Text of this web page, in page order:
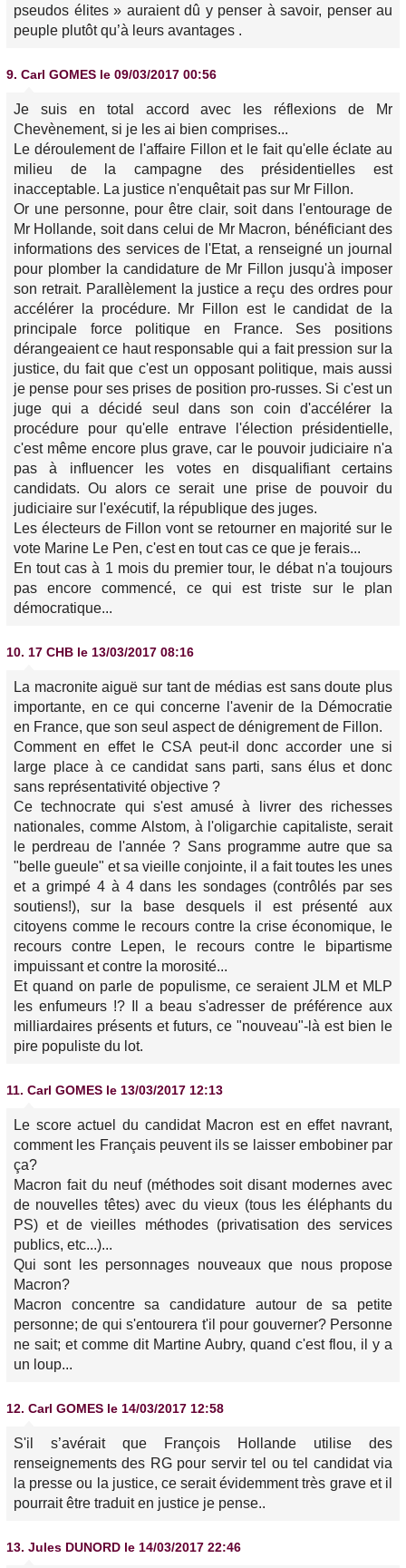
pseudos élites » auraient dû y penser à savoir, penser au
peuple plutôt qu’à leurs avantages .
9. Carl GOMES le 09/03/2017 00:56
Je suis en total accord avec les réflexions de Mr
Chevènement, si je les ai bien comprises...
Le déroulement de l'affaire Fillon et le fait qu'elle éclate au
milieu de la campagne des présidentielles est
inacceptable. La justice n'enquêtait pas sur Mr Fillon.
Or une personne, pour être clair, soit dans l'entourage de
Mr Hollande, soit dans celui de Mr Macron, bénéficiant des
informations des services de l'Etat, a renseigné un journal
pour plomber la candidature de Mr Fillon jusqu'à imposer
son retrait. Parallèlement la justice a reçu des ordres pour
accélérer la procédure. Mr Fillon est le candidat de la
principale force politique en France. Ses positions
dérangeaient ce haut responsable qui a fait pression sur la
justice, du fait que c'est un opposant politique, mais aussi
je pense pour ses prises de position pro-russes. Si c'est un
juge qui a décidé seul dans son coin d'accélérer la
procédure pour qu'elle entrave l'élection présidentielle,
c'est même encore plus grave, car le pouvoir judiciaire n'a
pas à influencer les votes en disqualifiant certains
candidats. Ou alors ce serait une prise de pouvoir du
judiciaire sur l'exécutif, la république des juges.
Les électeurs de Fillon vont se retourner en majorité sur le
vote Marine Le Pen, c'est en tout cas ce que je ferais...
En tout cas à 1 mois du premier tour, le débat n'a toujours
pas encore commencé, ce qui est triste sur le plan
démocratique...
10. 17 CHB le 13/03/2017 08:16
La macronite aiguë sur tant de médias est sans doute plus
importante, en ce qui concerne l'avenir de la Démocratie
en France, que son seul aspect de dénigrement de Fillon.
Comment en effet le CSA peut-il donc accorder une si
large place à ce candidat sans parti, sans élus et donc
sans représentativité objective ?
Ce technocrate qui s'est amusé à livrer des richesses
nationales, comme Alstom, à l'oligarchie capitaliste, serait
le perdreau de l'année ? Sans programme autre que sa
"belle gueule" et sa vieille conjointe, il a fait toutes les unes
et a grimpé 4 à 4 dans les sondages (contrôlés par ses
soutiens!), sur la base desquels il est présenté aux
citoyens comme le recours contre la crise économique, le
recours contre Lepen, le recours contre le bipartisme
impuissant et contre la morosité...
Et quand on parle de populisme, ce seraient JLM et MLP
les enfumeurs !? Il a beau s'adresser de préférence aux
milliardaires présents et futurs, ce "nouveau"-là est bien le
pire populiste du lot.
11. Carl GOMES le 13/03/2017 12:13
Le score actuel du candidat Macron est en effet navrant,
comment les Français peuvent ils se laisser embobiner par
ça?
Macron fait du neuf (méthodes soit disant modernes avec
de nouvelles têtes) avec du vieux (tous les éléphants du
PS) et de vieilles méthodes (privatisation des services
publics, etc...)...
Qui sont les personnages nouveaux que nous propose
Macron?
Macron concentre sa candidature autour de sa petite
personne; de qui s'entourera t'il pour gouverner? Personne
ne sait; et comme dit Martine Aubry, quand c'est flou, il y a
un loup...
12. Carl GOMES le 14/03/2017 12:58
S'il s’avérait que François Hollande utilise des
renseignements des RG pour servir tel ou tel candidat via
la presse ou la justice, ce serait évidemment très grave et il
pourrait être traduit en justice je pense..
13. Jules DUNORD le 14/03/2017 22:46